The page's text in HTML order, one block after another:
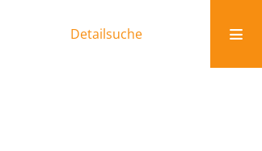
Detailsuche